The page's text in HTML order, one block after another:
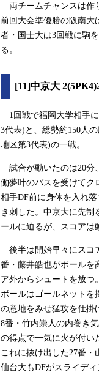
両チームチャンスは作
前回大会準優勝の阪南大
者・国士大は3回戦に駒
る。
[11]中京大
1回戦で福岡大学相手
3代表)と、総勢約150人
地区第3代表)の一戦。
試合が動いたのは20分
働夢叶のパスを受けてク
相手DF前に身体を入れ
き刺した。中京大に先
ールに迫るが、スコアは
後半は開始早々にスコ
番・藤井皓也がボールを
ア外からシュートを放つ
ボールはゴールネットを
の意地をみせ猛攻を仕掛
8番・竹内崇人の内巻き
の得点で一気に火が付い
これに抜け出した27番・
仙台大もDFがスライデ